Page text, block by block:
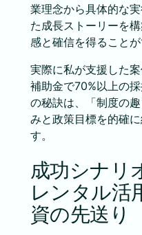
業理念から具体的な
た成長ストーリーを
感と確信を得ることが
実際に私が支援した
補助金で70%以上の
の秘訣は、「制度の
みと政策目標を的確
す。
成功シナリ
レンタル活
資の先送り